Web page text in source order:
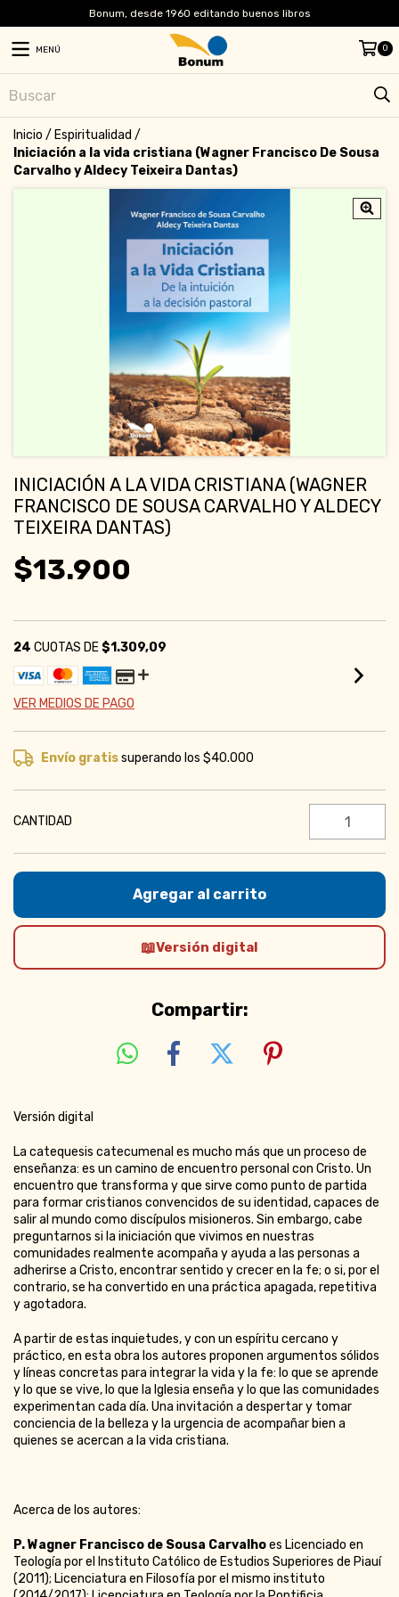
Bonum, desde 1960 editando buenos libros
MENÚ 0
Inicio / Espiritualidad /
Iniciación a la vida cristiana (Wagner Francisco De Sousa
Carvalho y Aldecy Teixeira Dantas)
INICIACIÓN A LA VIDA CRISTIANA (WAGNER
FRANCISCO DE SOUSA CARVALHO Y ALDECY
TEIXEIRA DANTAS)
$13.900
24 CUOTAS DE$1.309,09
VER MEDIOS DE PAGO
Envío gratissuperando los$40.000
CANTIDAD
Versión digital
Compartir:
Versión digital
La catequesis catecumenal es mucho más que un proceso de
enseñanza: es un camino de encuentro personal con Cristo. Un
encuentro que transforma y que sirve como punto de partida
para formar cristianos convencidos de su identidad, capaces de
salir al mundo como discípulos misioneros. Sin embargo, cabe
preguntarnos si la iniciación que vivimos en nuestras
comunidades realmente acompaña y ayuda a las personas a
adherirse a Cristo, encontrar sentido y crecer en la fe; o si, por el
contrario, se ha convertido en una práctica apagada, repetitiva
y agotadora.
A partir de estas inquietudes, y con un espíritu cercano y
práctico, en esta obra los autores proponen argumentos sólidos
y líneas concretas para integrar la vida y la fe: lo que se aprende
y lo que se vive, lo que la Iglesia enseña y lo que las comunidades
experimentan cada día. Una invitación a despertar y tomar
conciencia de la belleza y la urgencia de acompañar bien a
quienes se acercan a la vida cristiana.
Acerca de los autores:
P. Wagner Francisco de Sousa Carvalhoes Licenciado en
Teología por el Instituto Católico de Estudios Superiores de Piauí
(2011); Licenciatura en Filosofía por el mismo instituto